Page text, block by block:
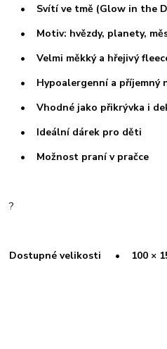
• Svítí ve tmě (Glow in the
• Motiv: hvězdy, planety,
• Velmi měkký a hřejivý
• Hypoalergenní a příjemný
• Vhodné jako přikrývka i
• Ideální dárek pro děti
• Možnost praní v pračce
?
Dostupné velikosti • 100 ×